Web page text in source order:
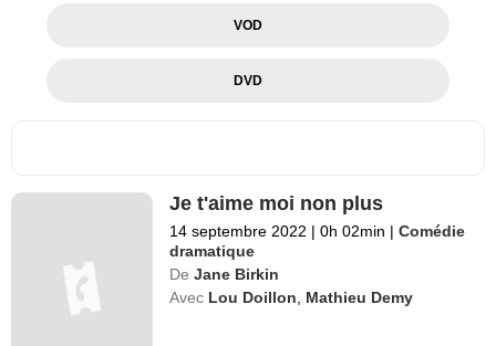
VOD
DVD
Je t'aime moi non plus
14 septembre 2022 | 0h 02min | Comédie
dramatique
De Jane Birkin
Avec Lou Doillon, Mathieu Demy